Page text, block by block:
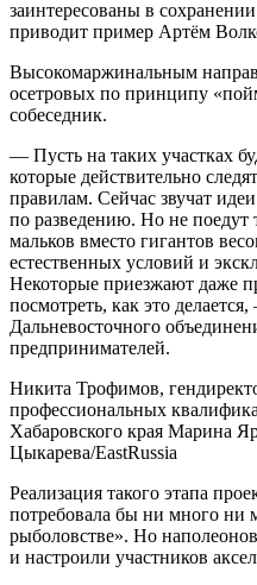
заинтересованы в
приводит пример Артём
Высокомаржинальным
осетровых по принципу
собеседник.
— Пусть на таких участках
которые действительно
правилам. Сейчас звучат
по разведению. Но не
мальков вместо гигантов
естественных условий и
Некоторые приезжают даже
посмотреть, как это
Дальневосточного
предпринимателей.
Никита Трофимов,
профессиональных
Хабаровского края Марина
Цыкарева/EastRussia
Реализация такого этапа
потребовала бы ни много ни
рыболовстве». Но
и настроили участников